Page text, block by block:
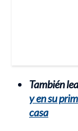
También
y en su
casa